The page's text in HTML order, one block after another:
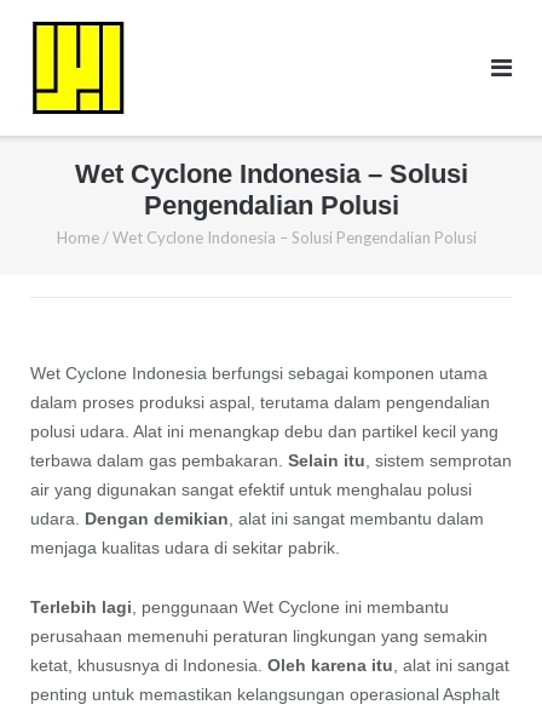
Wet Cyclone Indonesia – Solusi
Pengendalian Polusi
Home / Wet Cyclone Indonesia – Solusi Pengendalian Polusi
Wet Cyclone Indonesia berfungsi sebagai komponen utama
dalam proses produksi aspal, terutama dalam pengendalian
polusi udara. Alat ini menangkap debu dan partikel kecil yang
terbawa dalam gas pembakaran. Selain itu, sistem semprotan
air yang digunakan sangat efektif untuk menghalau polusi
udara. Dengan demikian, alat ini sangat membantu dalam
menjaga kualitas udara di sekitar pabrik.
Terlebih lagi, penggunaan Wet Cyclone ini membantu
perusahaan memenuhi peraturan lingkungan yang semakin
ketat, khususnya di Indonesia. Oleh karena itu, alat ini sangat
penting untuk memastikan kelangsungan operasional Asphalt